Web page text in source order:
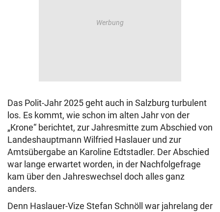
Das Polit-Jahr 2025 geht auch in Salzburg turbulent
los. Es kommt, wie schon im alten Jahr von der
„Krone“ berichtet, zur Jahresmitte zum Abschied von
Landeshauptmann Wilfried Haslauer und zur
Amtsübergabe an Karoline Edtstadler. Der Abschied
war lange erwartet worden, in der Nachfolgefrage
kam über den Jahreswechsel doch alles ganz
anders.
Denn Haslauer-Vize Stefan Schnöll war jahrelang der